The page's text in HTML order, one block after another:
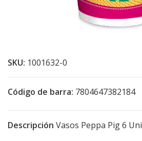
SKU: 1001632-0
Código de barra: 7804647382184
Descripción Vasos Peppa Pig 6 Uni